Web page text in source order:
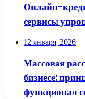
Онлайн-
сервисы
12 января, 2026
Массовая
бизнесе:
функционал